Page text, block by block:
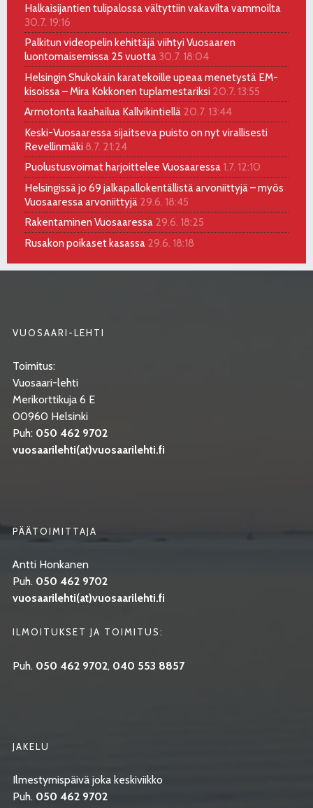
Halkaisijantien tulipalossa vältyttiin vakavilta vammoilta
30.7. 19:16
Palkitun videopelin kehittäjä viihtyi Vuosaaren
luontomaisemissa 25 vuotta 30.7. 18:04
Helsingin Shukokain karatekoille upeaa menetystä EM-
kisoissa – Mira Kokkonen tuplamestariksi 20.7. 13:55
Armotonta kaahailua Kallvikintiellä 20.7. 13:44
Keski-Vuosaaressa sijaitseva puisto on nyt virallisesti
Revellinmäki 8.7. 21:24
Puolustusvoimat harjoittelee Vuosaaressa 1.7. 12:10
Helsingissä jo 69 jalkapallokentällistä arvoniittyjä – myös
Vuosaaressa arvoniittyjä 29.6. 18:45
Rakentaminen Vuosaaressa 29.6. 18:25
Rusakon poikaset kasassa 29.6. 18:18
VUOSAARI-LEHTI
Toimitus:
Vuosaari-lehti
Merikorttikuja 6 E
00960 Helsinki
Puh: 050 462 9702
vuosaarilehti(at)vuosaarilehti.fi
PÄÄTOIMITTAJA
Antti Honkanen
Puh. 050 462 9702
vuosaarilehti(at)vuosaarilehti.fi
ILMOITUKSET JA TOIMITUS:
Puh. 050 462 9702, 040 553 8857
JAKELU
Ilmestymispäivä joka keskiviikko
Puh. 050 462 9702